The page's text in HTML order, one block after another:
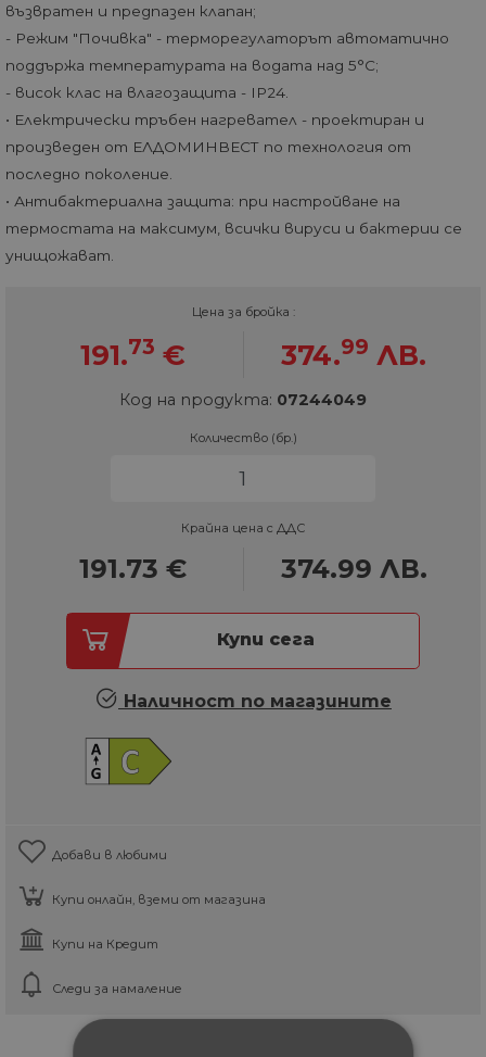
възвратен и предпазен клапан;
- Режим "Почивка" - терморегулаторът автоматично
поддържа температурата на водата над 5°С;
- висок клас на влагозащита - IP24.
• Електрически тръбен нагревател - проектиран и
произведен от ЕЛДОМИНВЕСТ по технология от
последно поколение.
• Антибактериална защита: при настройване на
термостата на максимум, всички вируси и бактерии се
унищожават.
Цена за бройка :
191.73 € 374.99 ЛВ.
Код на продукта: 07244049
Количество (бр.)
Крайна цена с ДДС
191.73 € 374.99 ЛВ.
Купи сега
Наличност по магазините
Добави в любими
Купи онлайн, вземи от магазина
Купи на Кредит
Следи за намаление